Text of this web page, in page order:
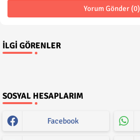
Yorum Gönder (0)
İLGI GÖRENLER
SOSYAL HESAPLARIM
Facebook